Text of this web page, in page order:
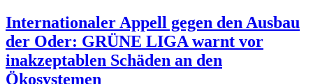
Internationaler Appell gegen den Ausbau
der Oder: GRÜNE LIGA warnt vor
inakzeptablen Schäden an den
Ökosystemen